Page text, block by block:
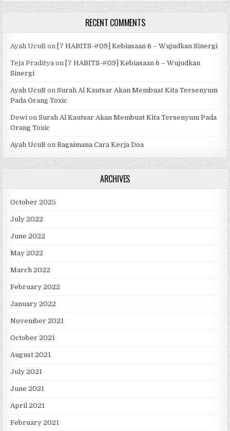
RECENT COMMENTS
Ayah UcuB on [7 HABITS-#09] Kebiasaan 6 – Wujudkan Sinergi
Teja Praditya on [7 HABITS-#09] Kebiasaan 6 – Wujudkan
Sinergi
Ayah UcuB onSurah Al Kautsar Akan Membuat Kita Tersenyum
Pada Orang Toxic
Dewi onSurah Al Kautsar Akan Membuat Kita Tersenyum Pada
Orang Toxic
Ayah UcuB onBagaimana Cara Kerja Doa
ARCHIVES
October 2025
July 2022
June 2022
May 2022
March 2022
February 2022
January 2022
November 2021
October 2021
August 2021
July 2021
June 2021
April 2021
February 2021